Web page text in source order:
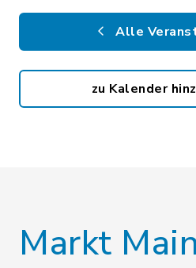
Alle
zu Kalender
Markt